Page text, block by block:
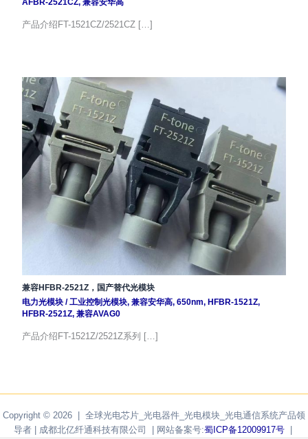
AFBR-2521CZ, 兼容安华高
产品介绍FT-1521CZ/2521CZ […]
兼容HFBR-2521Z，国产替代光模块
电力光模块/工业控制光模块, 兼容安华高, 650nm, HFBR-1521Z,
HFBR-2521Z, 兼容AVAG0
产品介绍FT-1521Z/2521Z系列 […]
Copyright © 2026 | 全球光电芯片_光电器件_光电模块_光电通信系统产品领
导者 | 成都北亿纤通科技有限公司 | 网站备案号:蜀ICP备12009917号|